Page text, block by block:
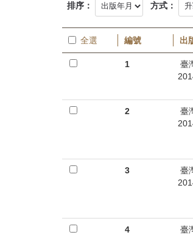
究
所-
首
排序： 方式：
全選 編號 出
1
臺
2
臺
3
臺
4
臺